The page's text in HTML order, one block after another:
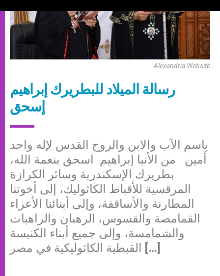
Alexandria Website
رسالة الميلاد للبطريرك إبراهيم
إسحق
باسم الآب والابن والروح القدس لإله واحد
أمين من الأنبا إبراهيم اسحق بنعمة الله،
بطريرك الإسكندرية وسائر الكرازة
المرقسية للأقباط الكاثوليك، إلى أخوتنا
المطارنة والأساقفة، وإلى أبنائنا الأعزاء
القمامصة والقسوس، الرهبان والراهبات
والشمامسة، وإلى جميع أبناء الكنيسة
القبطية الكاثوليكية في مصر […]